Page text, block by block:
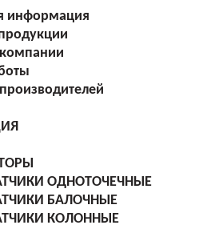
информация
ОДНОТОЧЕЧНЫЕ
БАЛОЧНЫЕ
КОЛОННЫЕ